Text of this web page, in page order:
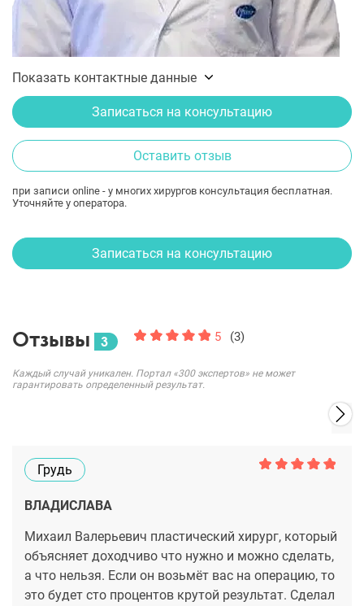
Показать контактные данные
Записаться на консультацию
Оставить отзыв
при записи online - у многих хирургов консультация бесплатная.
Уточняйте у оператора.
Записаться на консультацию
Отзывы 3 5 (3)
Каждый случай уникален. Портал «300 экспертов» не может
гарантировать определенный результат.
Грудь
ВЛАДИСЛАВА
Михаил Валерьевич пластический хирург, который
объясняет доходчиво что нужно и можно сделать,
а что нельзя. Если он возьмёт вас на операцию, то
это будет сто процентов крутой результат. Сделал